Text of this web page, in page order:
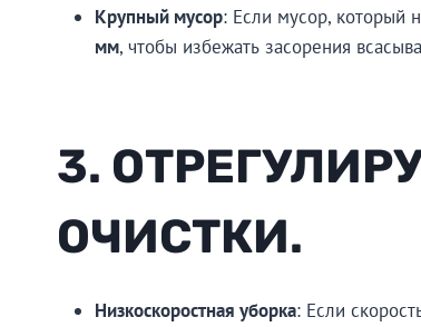
Крупный мусор: Если мусор, который
мм, чтобы избежать засорения
3.
ОЧИСТКИ.
Низкоскоростная уборка: Если